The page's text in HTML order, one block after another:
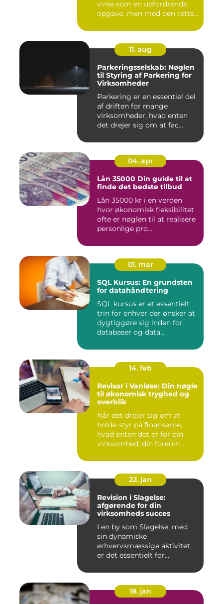
virke som en udfordrende
opgave, men med den rette
11. aug
Parkeringsselskab: Nøglen
til Styring af Parkering for
Virksomheder
Parkering er en essentiel del
af driften for mange
virksomheder, hvad enten
det drejer sig om at fac...
04. apr
Lån 35000 Din guide til at
finde det bedste tilbud
Lån 35000 kr i en verden
hvor økonomisk fleksibilitet
ofte er nøglen til at realisere
personlige pro...
01. mar
SQL Kursus: En grundsten
for datahåndtering
SQL kursus er et essentielt
trin for enhver der ønsker at
dygtiggøre sig inden for
databaser og data...
14. feb
Revisor i Vanløse: Din nøgle
til økonomisk tryghed og
overblik
Når det drejer sig om at
holde styr på finanserne,
hvad enten det er for din
virksomhed, din forenin...
22. jan
Revision i Slagelse:
afgørende for din
virksomheds succes
I en by som Slagelse, med
sin dynamiske
erhvervsmæssige aktivitet,
er det essentielt for
18. jan